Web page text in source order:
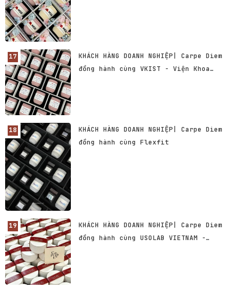
KHÁCH HÀNG DOANH NGHIỆP| Carpe Diem
đồng hành cùng VKIST - Viện Khoa
KHÁCH HÀNG DOANH NGHIỆP| Carpe Diem
đồng hành cùng Flexfit
KHÁCH HÀNG DOANH NGHIỆP| Carpe Diem
đồng hành cùng USOLAB VIETNAM -